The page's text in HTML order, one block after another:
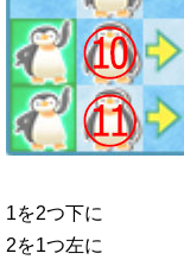
1を2つ下に
2を1つ左に